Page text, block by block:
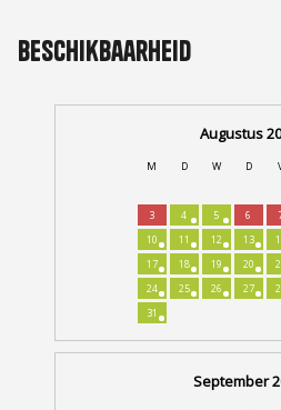
Beschikbaarheid